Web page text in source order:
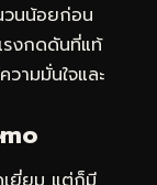
วนน้อยก่อน
รงกดดันที่แท้
ามมั่นใจและ